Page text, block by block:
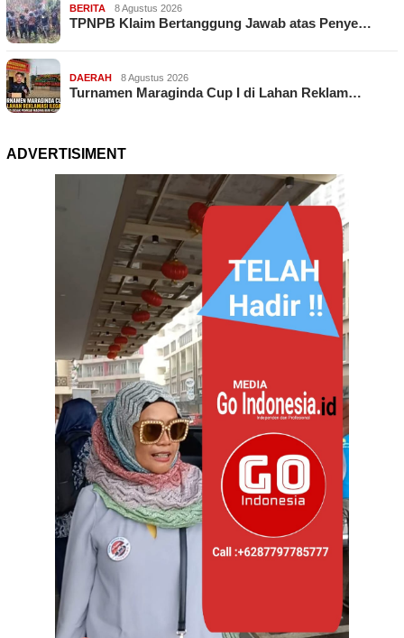
BERITA 8 Agustus 2026
TPNPB Klaim Bertanggung Jawab atas Penye…
DAERAH 8 Agustus 2026
Turnamen Maraginda Cup I di Lahan Reklam…
ADVERTISIMENT